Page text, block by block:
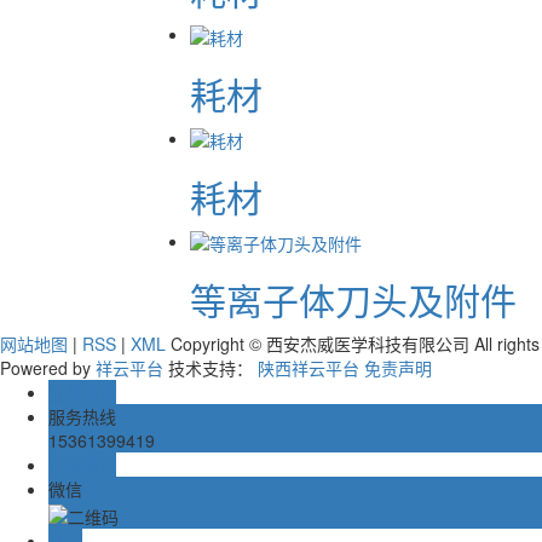
耗材
耗材
等离子体刀头及附件
网站地图 | RSS | XML Copyright © 西安杰威医学科技有限公司 All
Powered by 祥云平台 技术支持： 陕西祥云平台 免责声明
服务热线
15361399419
微信